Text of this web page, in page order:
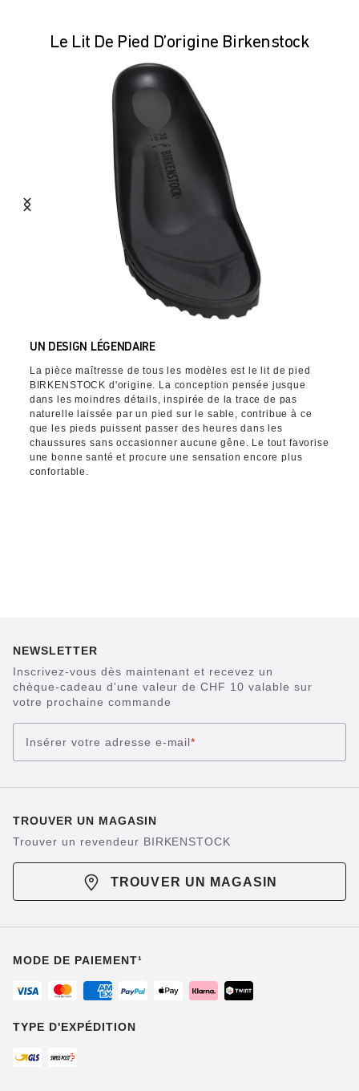
Le Lit De Pied D’origine Birkenstock
UN DESIGN LÉGENDAIRE
La pièce maîtresse de tous les modèles est le lit de pied
BIRKENSTOCK d'origine. La conception pensée jusque
dans les moindres détails, inspirée de la trace de pas
naturelle laissée par un pied sur le sable, contribue à ce
que les pieds puissent passer des heures dans les
chaussures sans occasionner aucune gêne. Le tout favorise
une bonne santé et procure une sensation encore plus
confortable.
NEWSLETTER
Inscrivez-vous dès maintenant et recevez un
chèque-cadeau d'une valeur de CHF 10 valable sur
votre prochaine commande
Insérer votre adresse e-mail*
TROUVER UN MAGASIN
Trouver un revendeur BIRKENSTOCK
TROUVER UN MAGASIN
MODE DE PAIEMENT¹
TYPE D'EXPÉDITION